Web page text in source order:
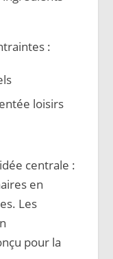
:
loisirs
centrale :
en
Les
pour la